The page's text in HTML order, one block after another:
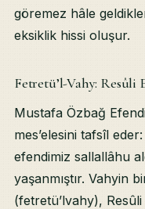
göremez hâle
eksiklik hissi oluşur.
Fetretü’l-Vahy: Resûli
Mustafa Özbağ
mes’elesini tafsîl
efendimiz sallallâhu
yaşanmıştır. Vahyin
(fetretü’lvahy),